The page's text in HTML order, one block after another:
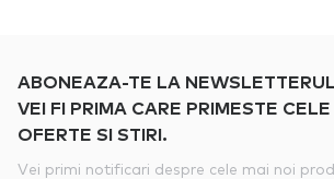
ABONEAZA-TE LA NEWSLETTERUL
VEI FI PRIMA CARE PRIMESTE CELE
OFERTE SI STIRI.
Vei primi notificari despre cele mai noi